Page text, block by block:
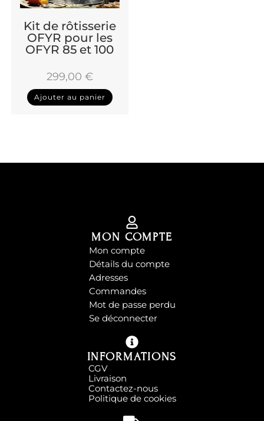
Kit de rôtisserie
OFYR pour les
OFYR 85 et 100
299,00 €
Ajouter au panier
MON COMPTE
Mon compte
Détails du compte
Adresses
Commandes
Mot de passe perdu
Se déconnecter
INFORMATIONS
CGV
Livraison
Contactez-nous
Politique de cookies